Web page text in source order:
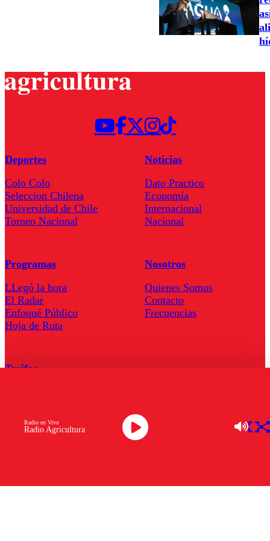
Radio Agricultura
Radio en Vivo
Deportes
Colo Colo
Seleccion Chilena
Universidad de Chile
Torneo Nacional
Noticias
Dato Practico
Economía
Internacional
Nacional
Programas
LLegó la hora
El Radar
Enfoqué Público
Hoja de Ruta
Nosotros
Quienes Somos
Contacto
Frecuencias
Tarifas
Descarga la APP